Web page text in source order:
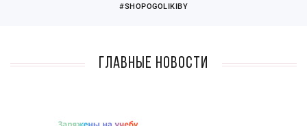
#SHOPOGOLIKIBY
Главные новости